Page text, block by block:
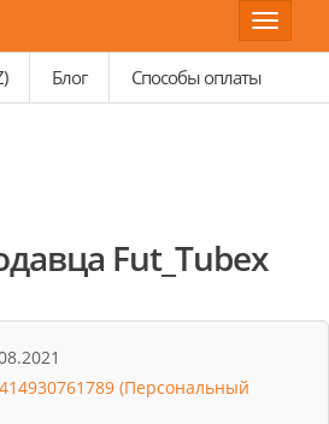
Toggle
Блог Способы оплаты
Fut_Tubex
414930761789 (Персональный